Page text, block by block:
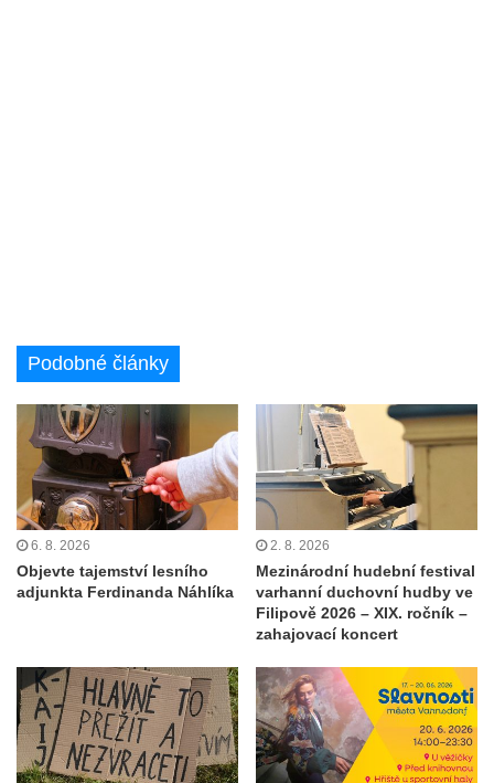
Podobné články
6. 8. 2026
Objevte tajemství lesního
adjunkta Ferdinanda Náhlíka
2. 8. 2026
Mezinárodní hudební festival
varhanní duchovní hudby ve
Filipově 2026 – XIX. ročník –
zahajovací koncert